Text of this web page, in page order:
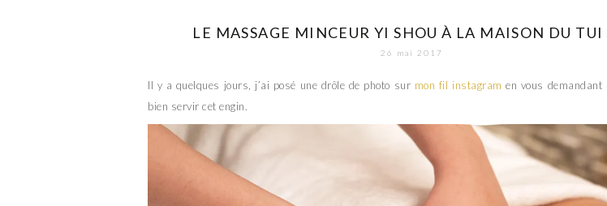
LE MASSAGE MINCEUR YI SHOU À LA MAISON DU TUI
26 mai 2017
Il y a quelques jours, j’ai posé une drôle de photo sur mon fil instagram en vous demandant
bien servir cet engin.